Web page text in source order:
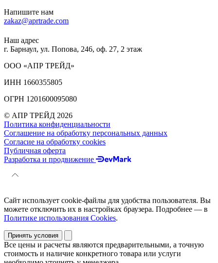
Напишите нам
zakaz@aprtrade.com
Наш адрес
г. Барнаул, ул. Попова, 246, оф. 27, 2 этаж
ООО «АПР ТРЕЙД»
ИНН 1660355805
ОГРН 1201600095080
© АПР ТРЕЙД 2026
Политика конфиденциальности
Соглашение на обработку персональных данных
Согласие на обработку cookies
Публичная оферта
Разработка и продвижение
Сайт использует cookie-файлы для удобства пользователя. Вы
можете отключить их в настройках браузера. Подробнее — в
Политике использования Cookies.
Принять условия
Все цены и расчеты являются предварительными, а точную
стоимость и наличие конкретного товара или услуги